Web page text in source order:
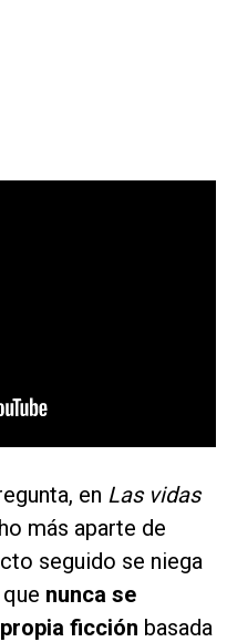
en Las vidas
más aparte de
seguido se niega
nunca se
ficción basada